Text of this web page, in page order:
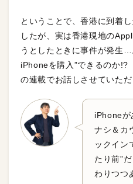
ということで、香港に到着
したが、実は香港現地の
うとしたときに事件が発生
iPhoneを購入”できるのか
の連載でお話しさせていただ
iPhoneが
ナシ＆カ
ックイン
たり前”
わりつつ